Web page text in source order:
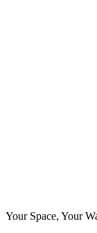
Your Space, Your